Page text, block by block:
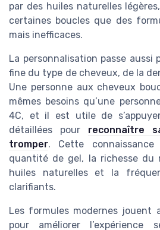
par des huiles naturelles
certaines boucles que des
mais inefficaces.
La personnalisation passe aussi
fine du type de cheveux, de la
Une personne aux cheveux
mêmes besoins qu’une
4C, et il est utile de
détaillées pour reconnaître
tromper. Cette connaissance
quantité de gel, la richesse du
huiles naturelles et la
clarifiants.
Les formules modernes jouent
pour améliorer l’expérience